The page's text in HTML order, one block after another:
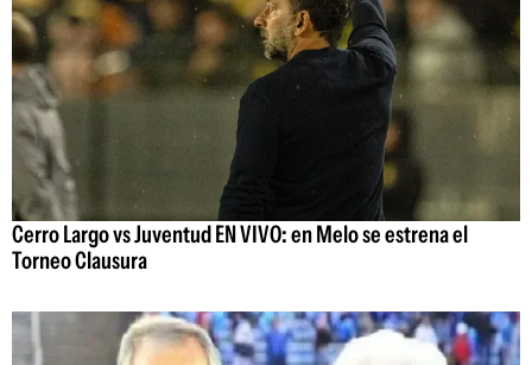
Cerro Largo vs Juventud EN VIVO: en Melo se estrena el
Torneo Clausura